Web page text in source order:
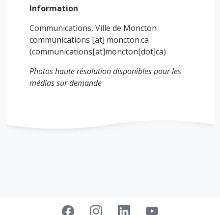
Information
Communications, Ville de Moncton
communications [at] moncton.ca
(communications[at]moncton[dot]ca)
Photos haute résolution disponibles pour les
médias sur demande